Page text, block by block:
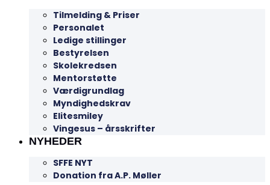
Tilmelding & Priser
Personalet
Ledige stillinger
Bestyrelsen
Skolekredsen
Mentorstøtte
Værdigrundlag
Myndighedskrav
Elitesmiley
Vingesus – årsskrifter
NYHEDER
SFFE NYT
Donation fra A.P. Møller